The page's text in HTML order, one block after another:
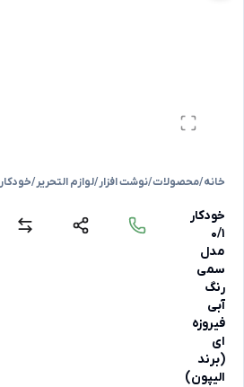
خانه/محصولات/نوشت افزار/لوازم التحریر/خودکار
خودکار
۰/۱
مدل
سمی
رنگ
آبی
فیروزه‌
ای
(برند
الیپون)